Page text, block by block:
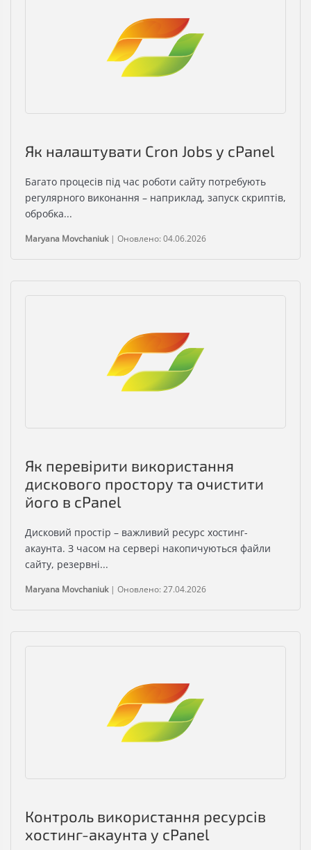
Як налаштувати Cron Jobs у cPanel
Багато процесів під час роботи сайту потребують
регулярного виконання – наприклад, запуск скриптів,
обробка...
Maryana Movchaniuk| Оновлено: 04.06.2026
Як перевірити використання
дискового простору та очистити
його в cPanel
Дисковий простір – важливий ресурс хостинг-
акаунта. З часом на сервері накопичуються файли
сайту, резервні...
Maryana Movchaniuk| Оновлено: 27.04.2026
Контроль використання ресурсів
хостинг-акаунта у cPanel